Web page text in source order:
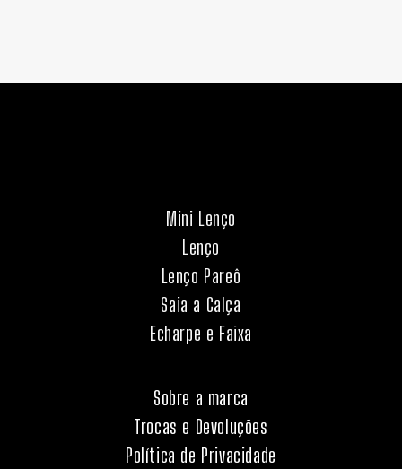
Mini Lenço
Lenço
Lenço Pareô
Saia a Calça
Echarpe e Faixa
Sobre a marca
Trocas e Devoluções
Política de Privacidade